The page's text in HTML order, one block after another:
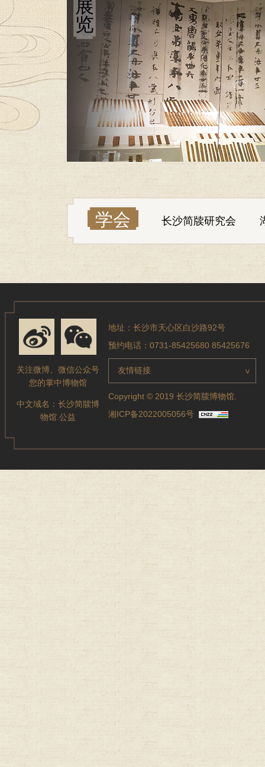
展
览
学会 长沙简牍研究会
关注微博、微信公众号
您的掌中博物馆
中文域名： 长沙简牍博
物馆.公益
地址：长沙市天心区白沙路92号
预约电话：0731-85425680 85425676
友情链接 >
Copyright © 2019 长沙简牍博物馆.
湘ICP备2022005056号